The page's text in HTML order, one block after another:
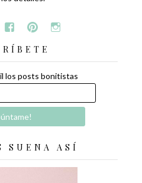
los posts bonitistas
SUENA ASÍ